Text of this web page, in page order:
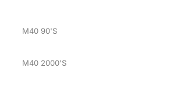
M40 90'S
M40 2000'S